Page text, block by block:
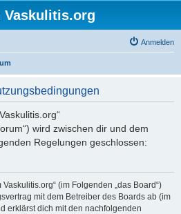
Vaskulitis.org
Anmelden
wird zwischen dir und dem
Regelungen geschlossen:
Vaskulitis.org“ (im Folgenden „das Board“)
mit dem Betreiber des Boards ab (im
erklärst dich mit den nachfolgenden